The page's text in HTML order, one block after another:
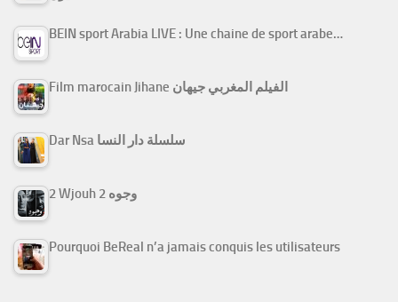
BEIN sport Arabia LIVE : Une chaine de sport arabe…
Film marocain Jihane الفيلم المغربي جيهان
Dar Nsa سلسلة دار النسا
2 Wjouh 2 وجوه
Pourquoi BeReal n’a jamais conquis les utilisateurs